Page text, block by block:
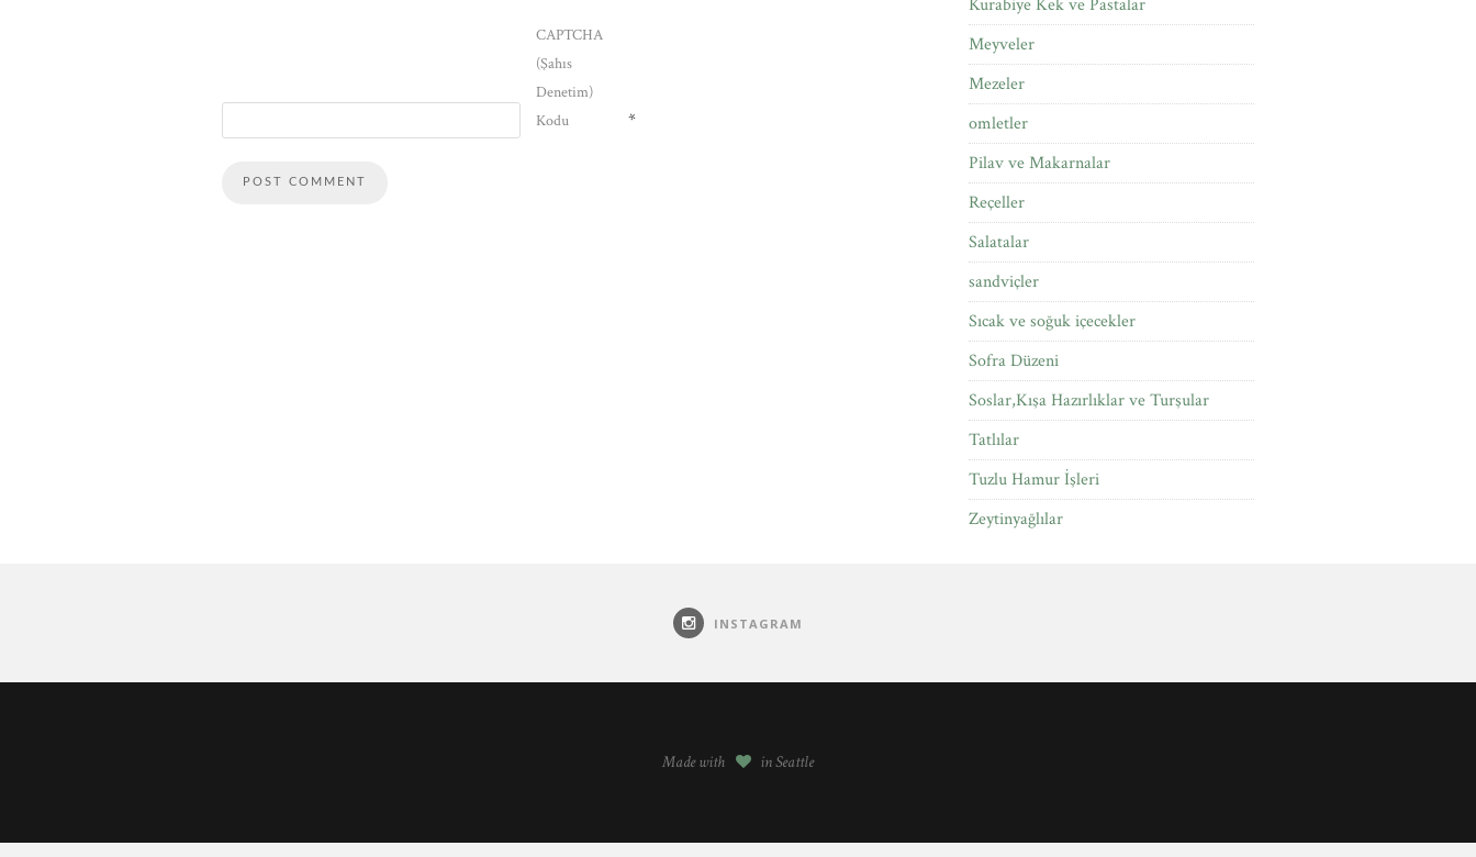
CAPTCHA
(Şahıs
Denetim)
Kodu
*
Kurabiye Kek ve Pastalar
Meyveler
Mezeler
omletler
Pilav ve Makarnalar
Reçeller
Salatalar
sandviçler
Sıcak ve soğuk içecekler
Sofra Düzeni
Soslar,Kışa Hazırlıklar ve Turşular
Tatlılar
Tuzlu Hamur İşleri
Zeytinyağlılar
INSTAGRAM
Made with in Seattle